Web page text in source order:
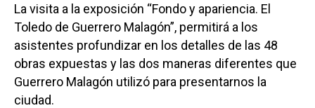
La visita a la exposición “Fondo y apariencia. El
Toledo de Guerrero Malagón”, permitirá a los
asistentes profundizar en los detalles de las 48
obras expuestas y las dos maneras diferentes que
Guerrero Malagón utilizó para presentarnos la
ciudad.